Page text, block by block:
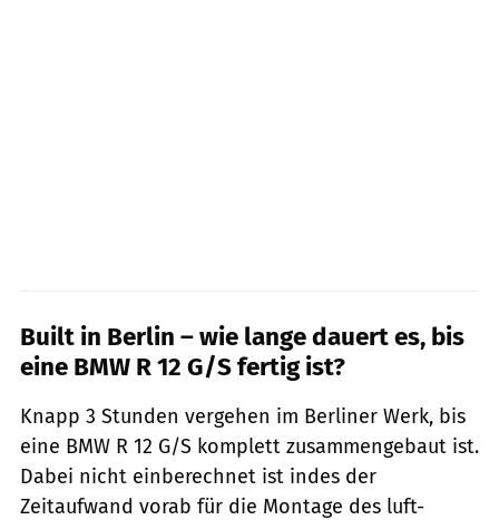
Built in Berlin – wie lange dauert es, bis
eine BMW R 12 G/S fertig ist?
Knapp 3 Stunden vergehen im Berliner Werk, bis
eine BMW R 12 G/S komplett zusammengebaut ist.
Dabei nicht einberechnet ist indes der
Zeitaufwand vorab für die Montage des luft-